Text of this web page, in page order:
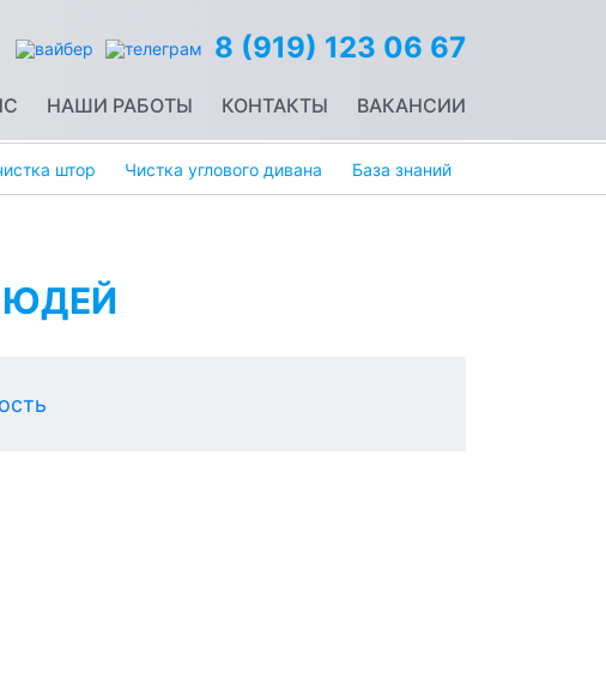
8 (919) 123 06 67
НАШИ РАБОТЫ КОНТАКТЫ ВАКАНСИИ
штор Чистка углового дивана База знаний